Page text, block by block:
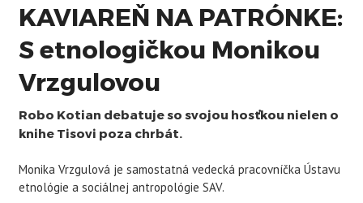
KAVIAREŇ NA PATRÓNKE:
S etnologičkou Monikou
Vrzgulovou
Robo Kotian debatuje so svojou hosťkou nielen o
knihe Tisovi poza chrbát.
Monika Vrzgulová je samostatná vedecká pracovníčka Ústavu
etnológie a sociálnej antropológie SAV.